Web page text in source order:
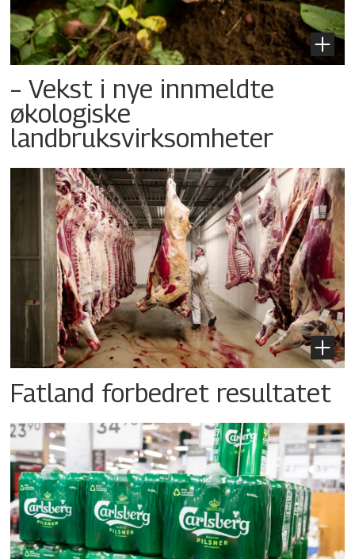
– Vekst i nye innmeldte
økologiske
landbruksvirksomheter
Fatland forbedret resultatet